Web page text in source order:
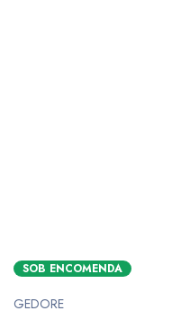
SOB ENCOMENDA
GEDORE